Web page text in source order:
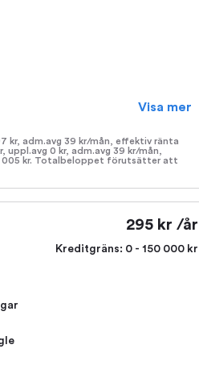
Visa mer
kr, adm.avg 39 kr/mån, effektiv ränta
uppl.avg 0 kr, adm.avg 39 kr/mån,
005 kr. Totalbeloppet förutsätter att
295 kr /år
Kreditgräns: 0 - 150 000 kr